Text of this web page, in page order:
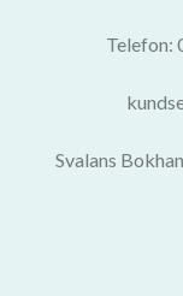
Telefon:
Svalans